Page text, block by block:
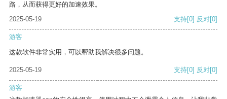
路，从而获得更好的加速效果。
2025-05-19
支持[0] 反对[0]
游客
这款软件非常实用，可以帮助我解决很多问题。
2025-05-19 支持[0] 反对[0]
游客